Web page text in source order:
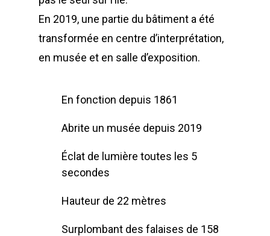
En 2019, une partie du bâtiment a été
transformée en centre d’interprétation,
en musée et en salle d’exposition.
En fonction depuis 1861
Abrite un musée depuis 2019
Éclat de lumière toutes les 5
secondes
Hauteur de 22 mètres
Surplombant des falaises de 158